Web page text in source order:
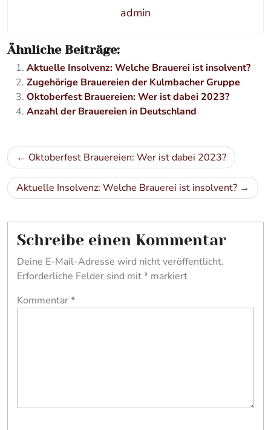
admin
Ähnliche Beiträge:
Aktuelle Insolvenz: Welche Brauerei ist insolvent?
Zugehörige Brauereien der Kulmbacher Gruppe
Oktoberfest Brauereien: Wer ist dabei 2023?
Anzahl der Brauereien in Deutschland
Beitragsnavigation
Oktoberfest Brauereien: Wer ist dabei 2023?
Aktuelle Insolvenz: Welche Brauerei ist insolvent?
Schreibe einen Kommentar
Deine E-Mail-Adresse wird nicht veröffentlicht.
Erforderliche Felder sind mit* markiert
Kommentar*